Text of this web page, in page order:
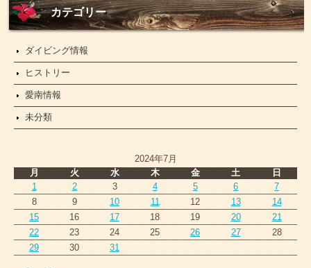
ー
カテゴリー
ダイビング情報
ヒストリー
愛南情報
未分類
2024年7月
月
火 水 木 金 土
日
1
2 3 4 5 6
7
8
9 10 11 12 13
14
15
16 17 18 19 20
21
22
23 24 25 26 27
28
29
30 31